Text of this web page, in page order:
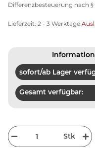
Differenzbesteuerung nach §
Lieferzeit: 2 - 3 Werktage
sofort/ab Lager
Gesamt verfügbar:
Stk